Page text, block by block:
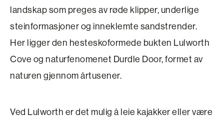
landskap som preges av røde klipper, underlige
steinformasjoner og inneklemte sandstrender.
Her ligger den hesteskoformede bukten Lulworth
Cove og naturfenomenet Durdle Door, formet av
naturen gjennom årtusener.
Ved Lulworth er det mulig å leie kajakker eller være